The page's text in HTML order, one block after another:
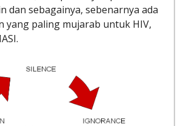
dan sebagainya, sebenarnya ada
yang paling mujarab untuk HIV,